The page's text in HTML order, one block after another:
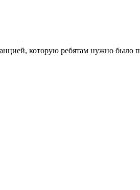
которую ребятам нужно было